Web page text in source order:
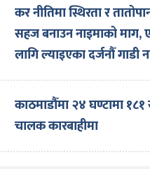
कर नीतिमा स्थिरता र
सहज बनाउन नाइमाको माग,
लागि ल्याइएका दर्जनौँ गाडी
काठमाडौँमा २४ घण्टामा १८१
चालक कारबाहीमा